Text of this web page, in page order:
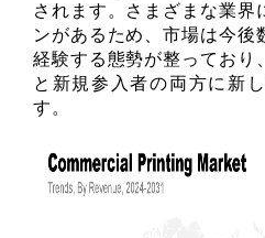
されます。さまざまな業界
ンがあるため、市場は今後
経験する態勢が整っており
と新規参入者の両方に新
す。